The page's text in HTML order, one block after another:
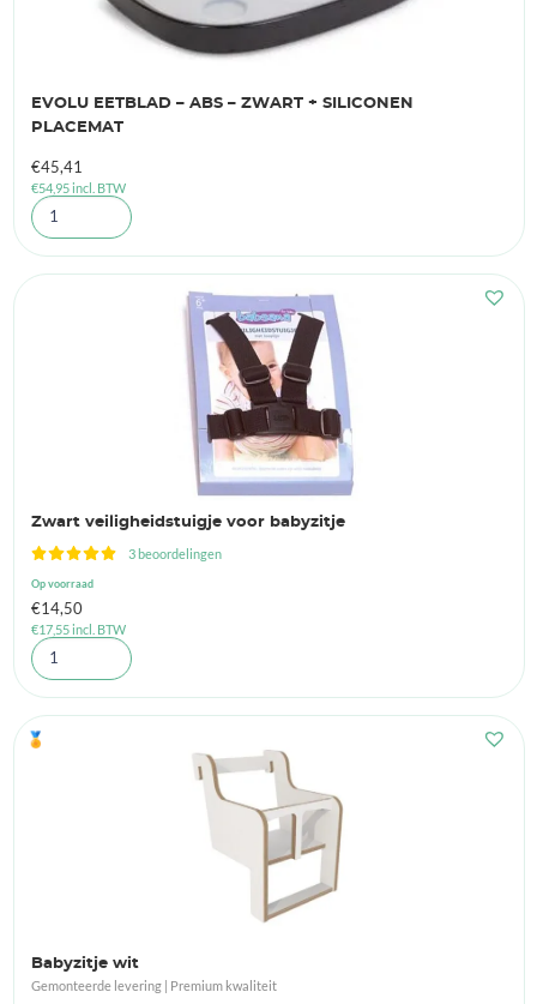
EVOLU EETBLAD – ABS – ZWART + SILICONEN
PLACEMAT
€45,41
€54,95incl. BTW
Zwart veiligheidstuigje voor babyzitje
3 beoordelingen
Op voorraad
€14,50
€17,55incl. BTW
🏅
Babyzitje wit
Gemonteerde levering | Premium kwaliteit